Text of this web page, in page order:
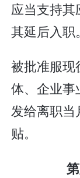
应当支持
其延后入职。
被批准服现
体、企业事
发给离职
贴。